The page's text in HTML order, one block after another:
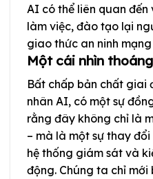
AI có thể liên quan đến
làm việc, đào tạo lại
giao thức an ninh mạng
Một cái nhìn
Bất chấp bản chất
nhân AI, có một sự
rằng đây không chỉ là
– mà là một sự thay
hệ thống giám sát và
động. Chúng ta chỉ